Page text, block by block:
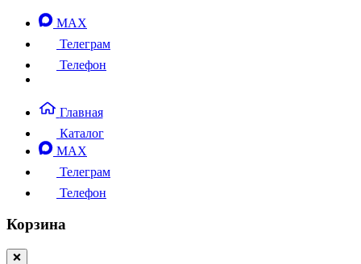
MAX
Телеграм
Телефон
Главная
Каталог
MAX
Телеграм
Телефон
Корзина
❌